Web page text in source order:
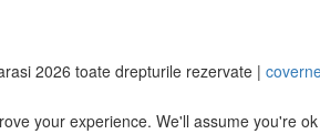
2026 toate drepturile rezervate |
your experience. We'll assume you're